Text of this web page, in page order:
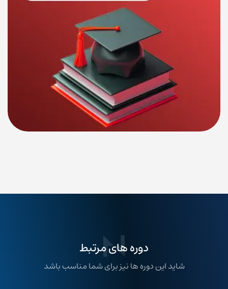
دوره های مرتبط
شاید این دوره ها نیز برای شما مناسب باشد